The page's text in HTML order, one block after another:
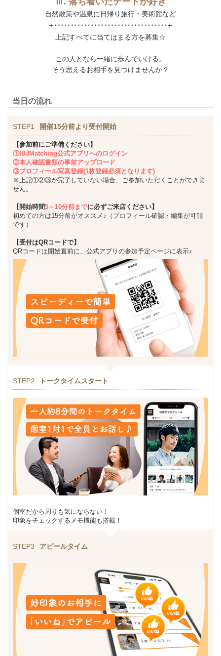
自然散策や温泉に日帰り旅行・美術館など
上記すべてに当てはまる方を募集☆
この人となら一緒に歩んでいける。
そう思えるお相手を見つけませんか？
当日の流れ
STEP1 開催15分前より受付開始
【参加前にご準備ください】
①IBJMatching公式アプリへのログイン
②本人確認書類の事前アップロード
③プロフィール写真登録(1枚登録必須となります)
※上記①②③が完了していない場合、ご参加いただくことができま
せん。
【開始時間5～10分前までに必ずご来店ください】
初めての方は15分前がオススメ♪（プロフィール確認・編集が可能
です）
【受付はQRコードで】
QRコードは開始直前に、公式アプリの参加予定ページに表示♪
STEP2 トークタイムスタート
個室だから周りも気にならない！
印象をチェックするメモ機能も搭載！
STEP3 アピールタイム